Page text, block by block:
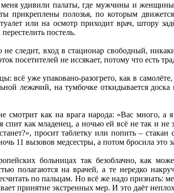
удивили палаты, где мужчины и
прикреплены полозья, по которым
или на осмотр приходит врач, штору
постель.
не следит, вход в стационар свободный,
посетителей не иссякает, потому что есть
всё уже упаковано-разогрето, как в
лежачий, на тумбочке откидывается
смотрит как на врага народа: «Вас много, а
спит как младенец, а ночью ей всё не так и не
просит таблетку или попить –
11 вызовов медсестры, а потом бросила это
больницах так безоблачно, как
полагаются на врачей, а те нередко
по пальцам. Но всё же надо признать:
принятие экстренных мер. И это даёт